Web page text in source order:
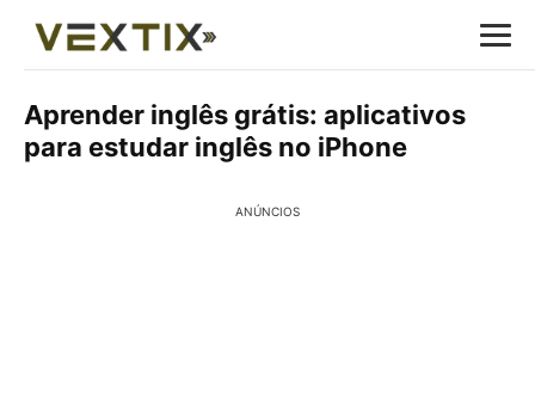
Aprender inglês grátis: aplicativos
para estudar inglês no iPhone
ANÚNCIOS